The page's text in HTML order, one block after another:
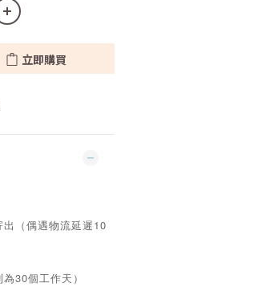
立即購買
出（偶遇物流延遲10
30個工作天）